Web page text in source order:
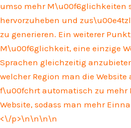
umso mehr M\u00f6glichkeiten
hervorzuheben und
zu generieren. Ein weiterer
M\u00f6glichkeit, eine einzige
Sprachen gleichzeitig
welcher Region man die
f\u00fchrt automatisch zu mehr
Website, sodass man mehr
<\/p>\n\n\n\n